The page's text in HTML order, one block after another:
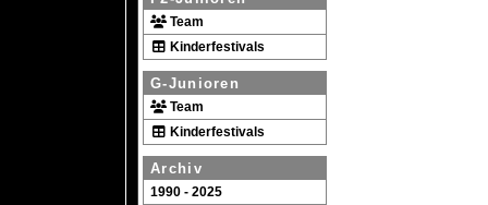
Team
Kinderfestivals
G-Junioren
Team
Kinderfestivals
Archiv
1990 - 2025